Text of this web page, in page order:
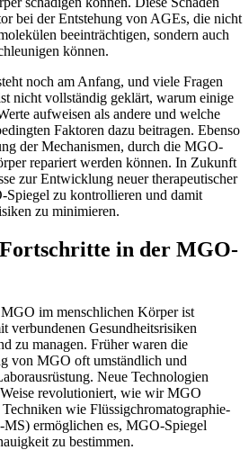
bei der Entstehung von AGEs, die nicht
beeinträchtigen, sondern auch
können.
noch am Anfang, und viele Fragen
nicht vollständig geklärt, warum einige
aufweisen als andere und welche
Faktoren dazu beitragen. Ebenso
der Mechanismen, durch die MGO-
repariert werden können. In Zukunft
zur Entwicklung neuer therapeutischer
Spiegel zu kontrollieren und damit
zu minimieren.
Fortschritte in der MGO-
im menschlichen Körper ist
verbundenen Gesundheitsrisiken
zu managen. Früher waren die
von MGO oft umständlich und
Neue Technologien
revolutioniert, wie wir MGO
wie Flüssigchromatographie-
ermöglichen es, MGO-Spiegel
zu bestimmen.